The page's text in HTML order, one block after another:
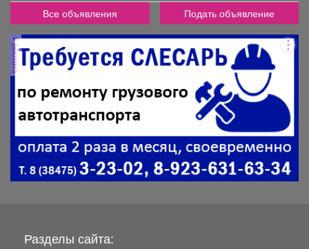
Все объявления Подать объявление
реклама
Разделы сайта: